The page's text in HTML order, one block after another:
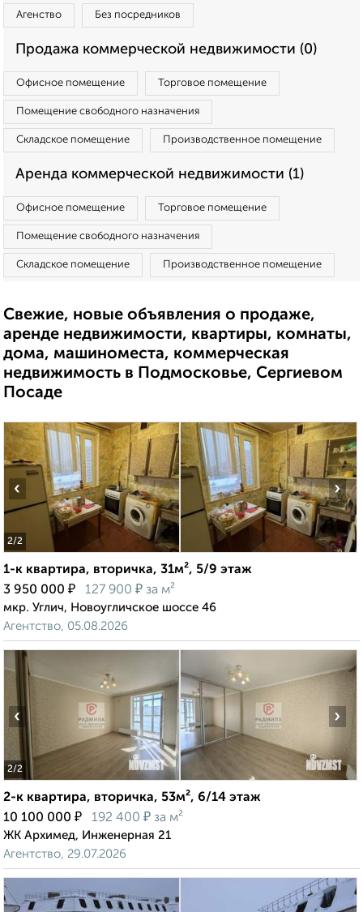
Агенство Без посредников
Продажа коммерческой недвижимости (0)
Офисное помещение Торговое помещение
Помещение свободного назначения
Складское помещение Производственное помещение
Аренда коммерческой недвижимости (1)
Офисное помещение Торговое помещение
Помещение свободного назначения
Складское помещение Производственное помещение
Свежие, новые объявления о продаже,
аренде недвижимости, квартиры, комнаты,
дома, машиноместа, коммерческая
недвижимость в Подмосковье, Сергиевом
Посаде
2/2
‹ ›
1-к квартира, вторичка, 31м², 5/9 этаж
3 950 000 ₽ 127 900 ₽ за м²
мкр. Углич, Новоугличское шоссе 46
Агентство, 05.08.2026
2/2
‹ ›
2-к квартира, вторичка, 53м², 6/14 этаж
10 100 000 ₽ 192 400 ₽ за м²
ЖК Архимед, Инженерная 21
Агентство, 29.07.2026